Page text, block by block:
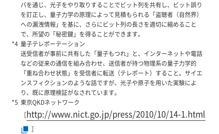
バを通じ、光子をやり取りすることでビット列を共有し、ビット誤り
を訂正し、量子力学の原理によって見積もられる「盗聴者（自然界）
への漏洩情報」を基に、さらにビット列の長さを適切に縮めること
で、所望の「秘密鍵」を得ることができます。
量子テレポーテーション
送受信者が事前に共有した「量子もつれ」と、インターネットや電話
などの従来の通信を組み合わせ、送信者が持つ物理系の量子力学的
「重ね合わせ状態」を受信者に転送（テレポート）すること。サイエ
ンスフィクションのような話ですが、光子や原子を用いた実験によ
り、既に原理検証がなされています。
東京QKDネットワーク
［http://www.nict.go.jp/press/2010/10/14-1.html
］